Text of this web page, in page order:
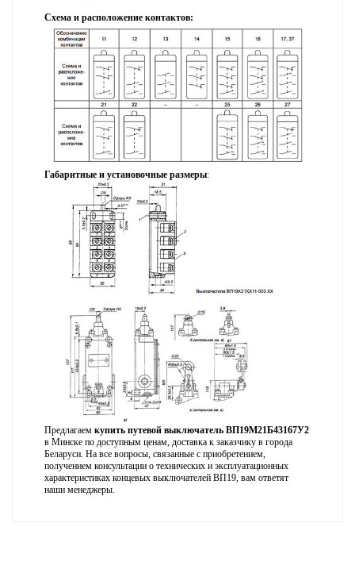
Схема и расположение контактов:
Габаритные и установочные размеры:
Предлагаем купить путевой выключатель ВП19М21Б43167У2
в Минске по доступным ценам, доставка к заказчику в города
Беларуси. На все вопросы, связанные с приобретением,
получением консультации о технических и эксплуатационных
характеристиках концевых выключателей ВП19, вам ответят
наши менеджеры.